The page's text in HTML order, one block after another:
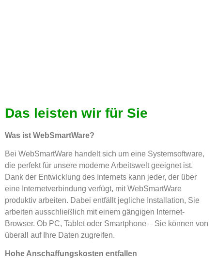
Das leisten wir für Sie
Was ist WebSmartWare?
Bei WebSmartWare handelt sich um eine Systemsoftware,
die perfekt für unsere moderne Arbeitswelt geeignet ist.
Dank der Entwicklung des Internets kann jeder, der über
eine Internetverbindung verfügt, mit WebSmartWare
produktiv arbeiten. Dabei entfällt jegliche Installation, Sie
arbeiten ausschließlich mit einem gängigen Internet-
Browser. Ob PC, Tablet oder Smartphone – Sie können von
überall auf Ihre Daten zugreifen.
Hohe Anschaffungskosten entfallen